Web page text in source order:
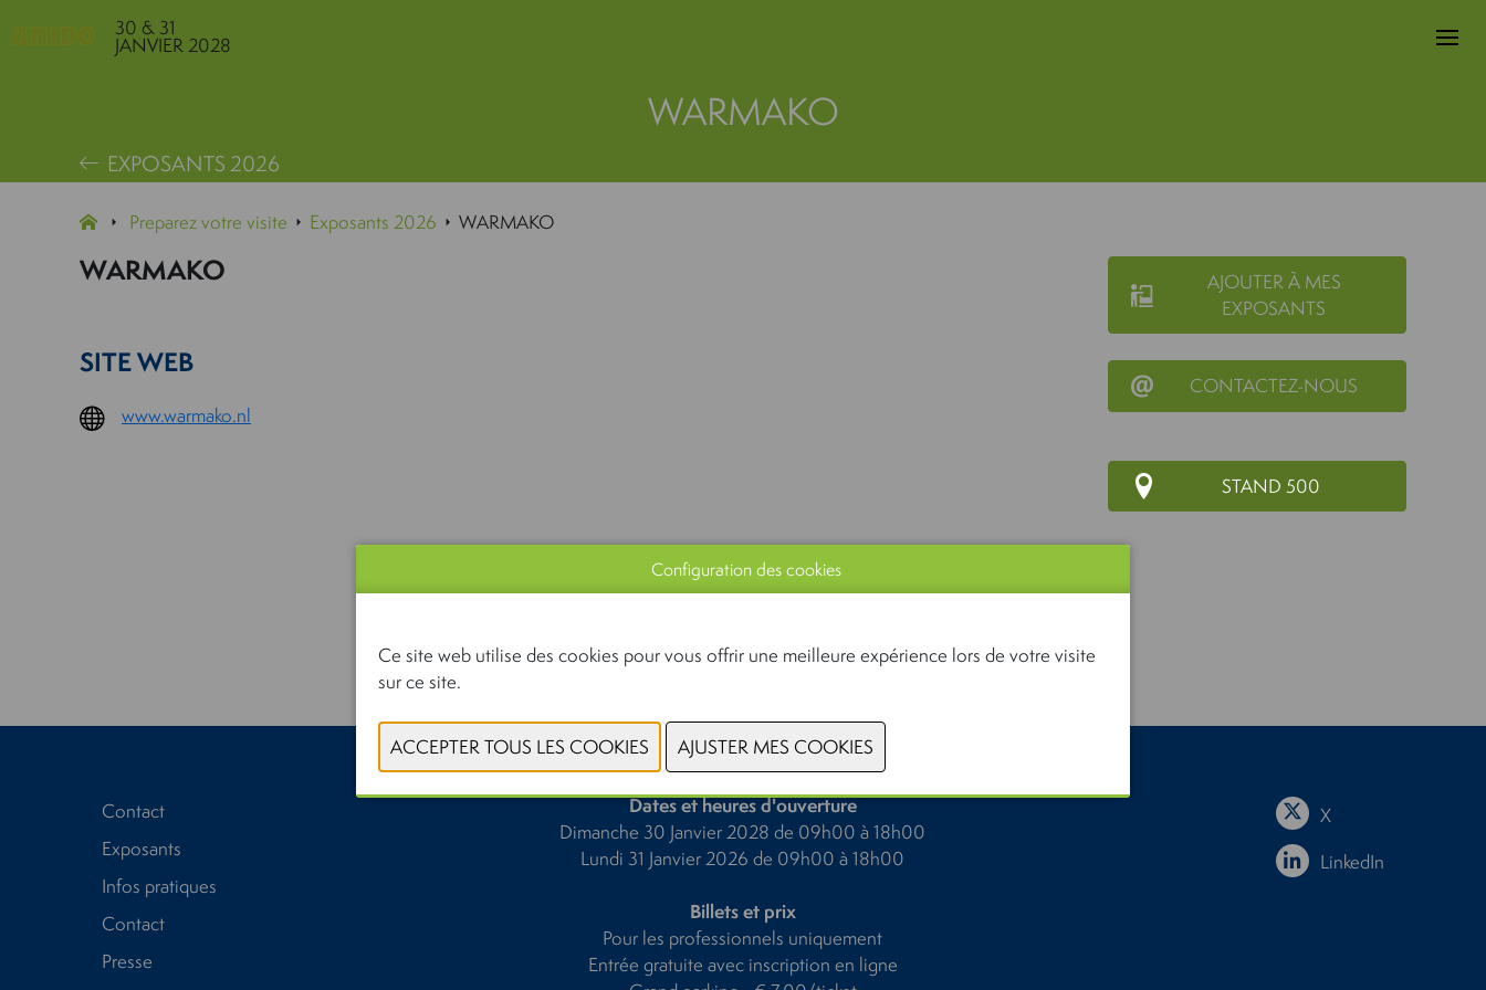
30 & 31
JANVIER 2028
WARMAKO
EXPOSANTS 2026
Preparez votre visite Exposants 2026 WARMAKO
WARMAKO
AJOUTER À MES
EXPOSANTS
CONTACTEZ-NOUS
STAND 500
SITE WEB
www.warmako.nl
PRÉCÉDENT SUIVANT
Contact
Exposants
Infos pratiques
Contact
Presse
Dates et heures d'ouverture
Dimanche 30 Janvier 2028 de 09h00 à 18h00
Lundi 31 Janvier 2026 de 09h00 à 18h00
Billets et prix
Pour les professionnels uniquement
Entrée gratuite avec inscription en ligne
X
LinkedIn
Configuration des cookies
Ce site web utilise des cookies pour vous offrir une meilleure expérience lors de votre visite
sur ce site.